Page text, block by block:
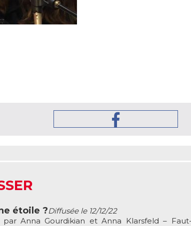
étoile ?Diffusée le 12/12/22
par Anna Gourdikian et Anna Klarsfeld –